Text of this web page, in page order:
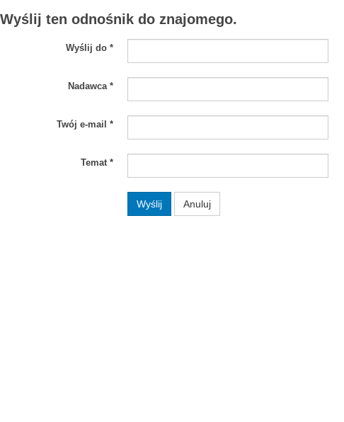
Wyślij ten odnośnik do znajomego.
Wyślij do *
Nadawca*
Twój e-mail *
Temat*
Wyślij Anuluj